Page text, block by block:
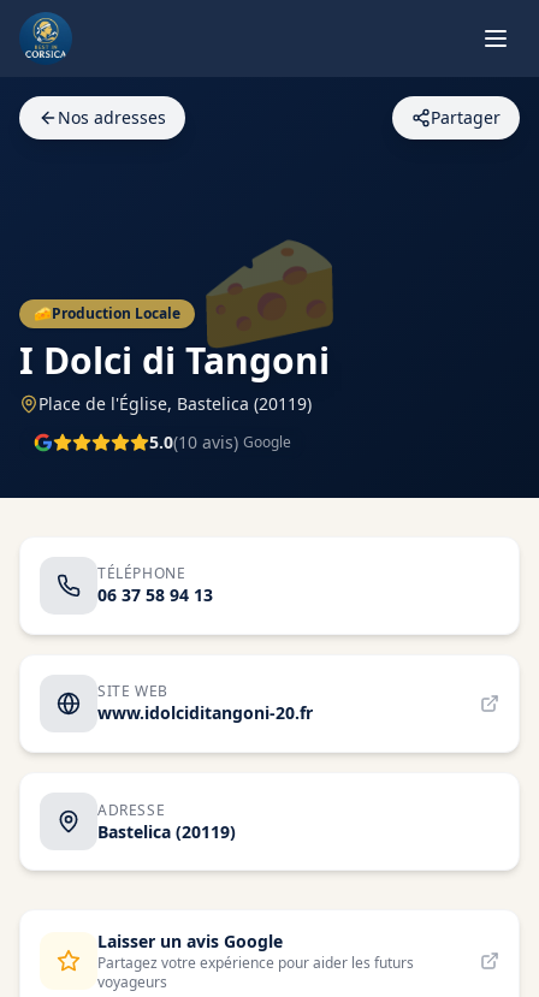
🧀
Nos adresses Partager
🧀Production Locale
I Dolci di Tangoni
Place de l'Église, Bastelica (20119)
5.0(10 avis) Google
TÉLÉPHONE
06 37 58 94 13
SITE WEB
www.idolciditangoni-20.fr
ADRESSE
Bastelica (20119)
Laisser un avis Google
Partagez votre expérience pour aider les futurs
voyageurs